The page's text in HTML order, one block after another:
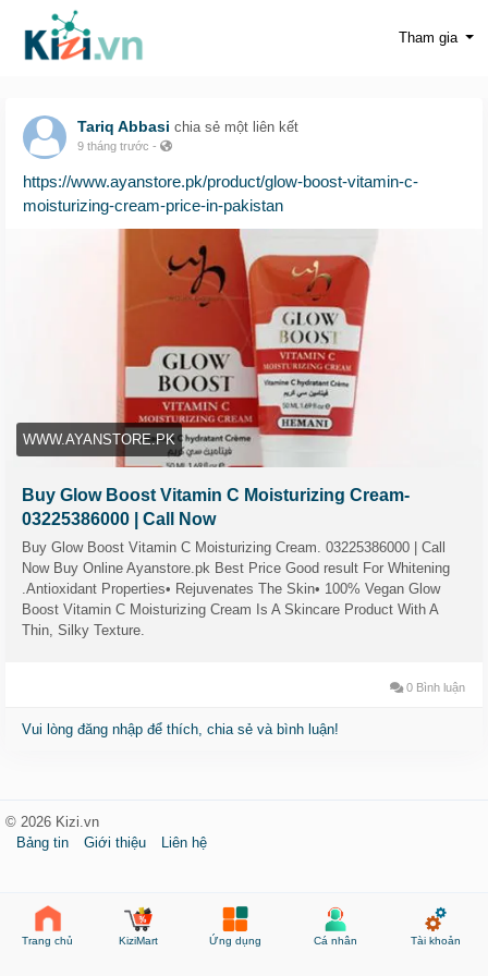
Trang chủ KiziMart Ứng dụng Cá nhân Tài khoản
Tham gia
Tariq Abbasi chia sẻ một liên kết
9 tháng trước -
https://www.ayanstore.pk/product/glow-boost-vitamin-c-
moisturizing-cream-price-in-pakistan
WWW.AYANSTORE.PK
Buy Glow Boost Vitamin C Moisturizing Cream-
03225386000 | Call Now
Buy Glow Boost Vitamin C Moisturizing Cream. 03225386000 | Call
Now Buy Online Ayanstore.pk Best Price Good result For Whitening
.Antioxidant Properties• Rejuvenates The Skin• 100% Vegan Glow
Boost Vitamin C Moisturizing Cream Is A Skincare Product With A
Thin, Silky Texture.
0 Bình luận
Vui lòng đăng nhập để thích, chia sẻ và bình luận!
© 2026 Kizi.vn
Bảng tin
Giới thiệu Liên hệ